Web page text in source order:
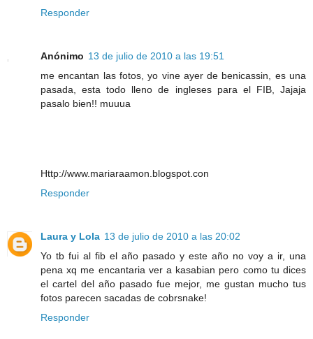
Responder
Anónimo 13 de julio de 2010 a las 19:51
me encantan las fotos, yo vine ayer de benicassin, es una
pasada, esta todo lleno de ingleses para el FIB, Jajaja
pasalo bien!! muuua
Http://www.mariaraamon.blogspot.con
Responder
Laura y Lola 13 de julio de 2010 a las 20:02
Yo tb fui al fib el año pasado y este año no voy a ir, una
pena xq me encantaria ver a kasabian pero como tu dices
el cartel del año pasado fue mejor, me gustan mucho tus
fotos parecen sacadas de cobrsnake!
Responder